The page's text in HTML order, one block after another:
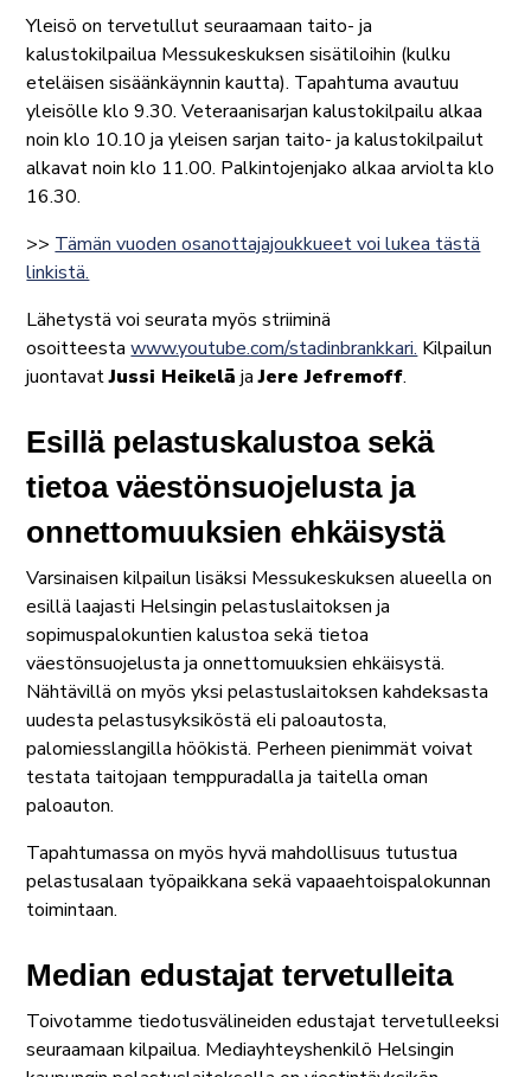
Yleisö on tervetullut seuraamaan taito- ja
kalustokilpailua Messukeskuksen sisätiloihin (kulku
eteläisen sisäänkäynnin kautta). Tapahtuma avautuu
yleisölle klo 9.30. Veteraanisarjan kalustokilpailu alkaa
noin klo 10.10 ja yleisen sarjan taito- ja kalustokilpailut
alkavat noin klo 11.00. Palkintojenjako alkaa arviolta klo
16.30.
>> Tämän vuoden osanottajajoukkueet voi lukea tästä
linkistä.
Lähetystä voi seurata myös striiminä
osoitteestawww.youtube.com/stadinbrankkari. Kilpailun
juontavatJussi Heikelä jaJere Jefremoff.
Esillä pelastuskalustoa sekä
tietoa väestönsuojelusta ja
onnettomuuksien ehkäisystä
Varsinaisen kilpailun lisäksi Messukeskuksen alueella on
esillä laajasti Helsingin pelastuslaitoksen ja
sopimuspalokuntien kalustoa sekä tietoa
väestönsuojelusta ja onnettomuuksien ehkäisystä.
Nähtävillä on myös yksi pelastuslaitoksen kahdeksasta
uudesta pelastusyksiköstä eli paloautosta,
palomiesslangilla höökistä. Perheen pienimmät voivat
testata taitojaan temppuradalla ja taitella oman
paloauton.
Tapahtumassa on myös hyvä mahdollisuus tutustua
pelastusalaan työpaikkana sekä vapaaehtoispalokunnan
toimintaan.
Median edustajat tervetulleita
Toivotamme tiedotusvälineiden edustajat tervetulleeksi
seuraamaan kilpailua. Mediayhteyshenkilö Helsingin